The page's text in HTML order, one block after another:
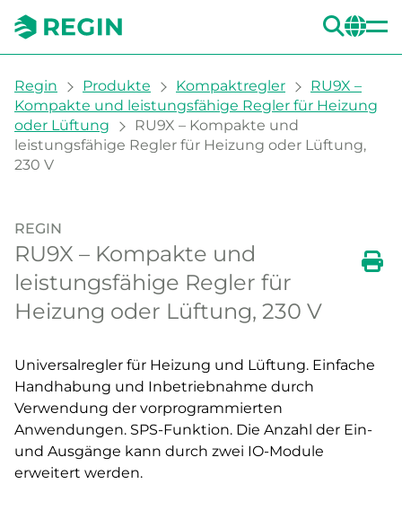
You are here:
Regin Produkte Kompaktregler
RU9X –
Kompakte und leistungsfähige Regler für Heizung
oder Lüftung
RU9X – Kompakte und
leistungsfähige Regler für Heizung oder Lüftung,
230 V
REGIN
RU9X – Kompakte und
leistungsfähige Regler für
Heizung oder Lüftung, 230 V
Universalregler für Heizung und Lüftung. Einfache
Handhabung und Inbetriebnahme durch
Verwendung der vorprogrammierten
Anwendungen. SPS-Funktion. Die Anzahl der Ein-
und Ausgänge kann durch zwei IO-Module
erweitert werden.